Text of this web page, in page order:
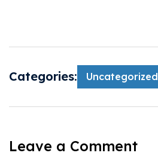
Categories: Uncategorized
Leave a Comment